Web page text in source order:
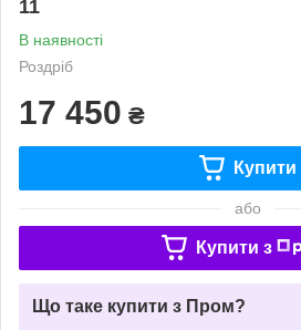
11
В наявності
Роздріб
17 450 ₴
Купити
або
Купити з
Що таке купити з Пром?